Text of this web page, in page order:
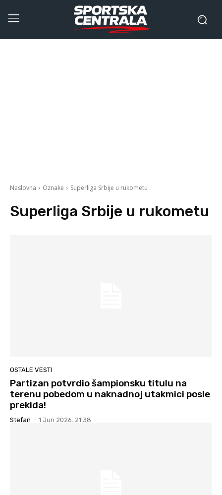
Naslovna Oznake Superliga Srbije u rukometu
Superliga Srbije u rukometu
OSTALE VESTI
Partizan potvrdio šampionsku titulu na
terenu pobedom u naknadnoj utakmici posle
prekida!
Stefan - 1 Jun 2026. 21:38